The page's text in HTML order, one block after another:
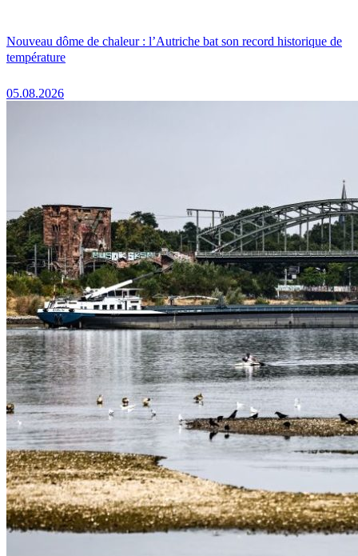
Nouveau dôme de chaleur : l’Autriche bat son record historique de
température
05.08.2026